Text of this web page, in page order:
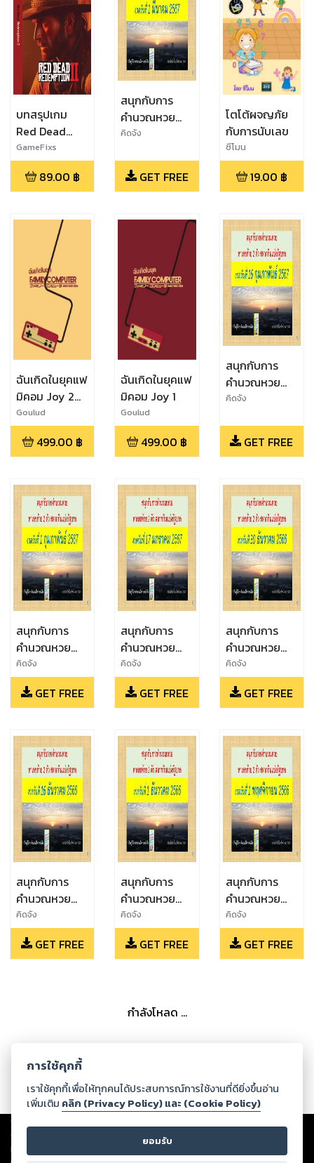
บทสรุปเกม
Red Dead
Redemption
2 [ฉบับ
สมบูรณ์]
GameFixs
89.00 ฿
สนุกกับการ
คำนวณหวย
งวดวันที่ 1
คิดจัง
GET FREE
โตโต้ผจญภัย
กับการนับเลข
ซีโมน
19.00 ฿
ฉันเกิดในยุคแฟ
มิคอม Joy 2
(จบ)
Goulud
499.00 ฿
ฉันเกิดในยุคแฟ
มิคอม Joy 1
Goulud
499.00 ฿
สนุกกับการ
คำนวณหวย
งวดวันที่ 16
2567
คิดจัง
GET FREE
สนุกกับการ
คำนวณหวย
งวดวันที่ 1
กุมภาพันธ์
2567
คิดจัง
GET FREE
สนุกกับการ
คำนวณหวย
ฉบับ 17 ม.ค.
2567
คิดจัง
GET FREE
สนุกกับการ
คำนวณหวย
งวดวันที่ 30
ธันวาคม 2566
คิดจัง
GET FREE
สนุกกับการ
คำนวณหวย
งวดวันที่ 16
ธันวาคม 2566
คิดจัง
GET FREE
สนุกกับการ
คำนวณหวย
งวดวันที่ 1
ธันวาคม 2566
คิดจัง
GET FREE
สนุกกับการ
คำนวณหวย
ฉบับ 1
พฤศจิกายน
2566
คิดจัง
GET FREE
กำลังโหลด ...
Copyright ©
ต่อผลงานหรือเนื้อหาใดที่อัปโหลดผ่านเว็บไซต์และปรากฏว่าละเมิดสิทธิใน
ทรัพย์สินทางปัญญาของบุคคลอื่นหรือขัดต่อกฎหมายและศีลธรรม ดังนั้น ผู้อ่าน
การใช้คุกกี้
เราใช้คุกกี้เพื่อให้ทุกคนได้ประสบการณ์การใช้งานที่ดียิ่งขึ้นอ่าน
เพิ่มเติม คลิก (Privacy Policy) และ (Cookie Policy)
ยอมรับ